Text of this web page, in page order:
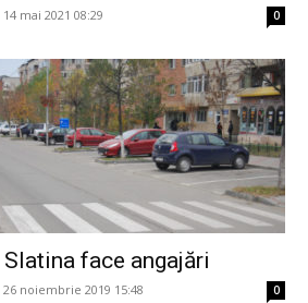
14 mai 2021 08:29 0
Slatina face angajări
26 noiembrie 2019 15:48 0